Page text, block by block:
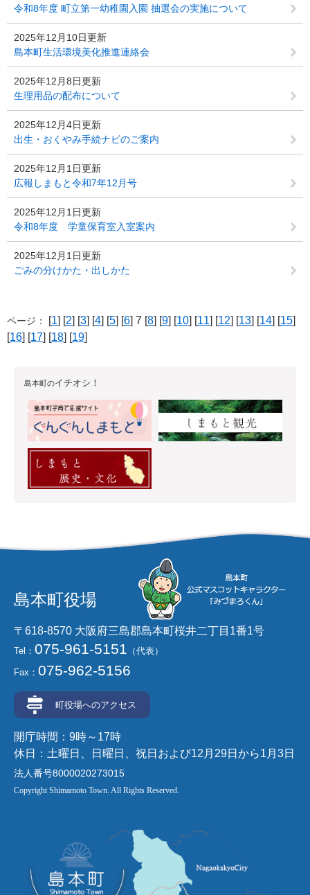
令和8年度 町立第一幼稚園入園 抽選会の実施について
2025年12月10日更新
島本町生活環境美化推進連絡会
2025年12月8日更新
生理用品の配布について
2025年12月4日更新
出生・おくやみ手続ナビのご案内
2025年12月1日更新
広報しまもと令和7年12月号
2025年12月1日更新
令和8年度 学童保育室入室案内
2025年12月1日更新
ごみの分けかた・出しかた
ページ： [1] [2] [3] [4] [5] [6] 7 [8] [9] [10] [11] [12] [13] [14] [15]
[16] [17] [18] [19]
島本町のイチオシ！
島本町役場
〒618-8570 大阪府三島郡島本町桜井二丁目1番1号
Tel： 075-961-5151 （代表）
Fax： 075-962-5156
町役場へのアクセス
開庁時間：9時～17時
休日：土曜日、日曜日、祝日および12月29日から1月3日
法人番号8000020273015
Copyright Shimamoto Town. All Rights Reserved.